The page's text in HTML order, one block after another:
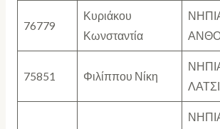
76779
Κυριάκου
Κωνσταντία
75851 Φιλίππου Νίκη